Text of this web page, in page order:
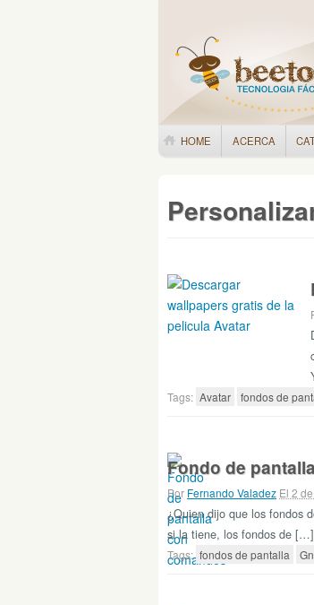
HOME ACERCA
Tags: Avatar fondos de
Fondo de
Por Fernando Valadez El 2
¿Quien dijo que los fondos
si la tiene, los fondos de […]
Tags: fondos de pantalla